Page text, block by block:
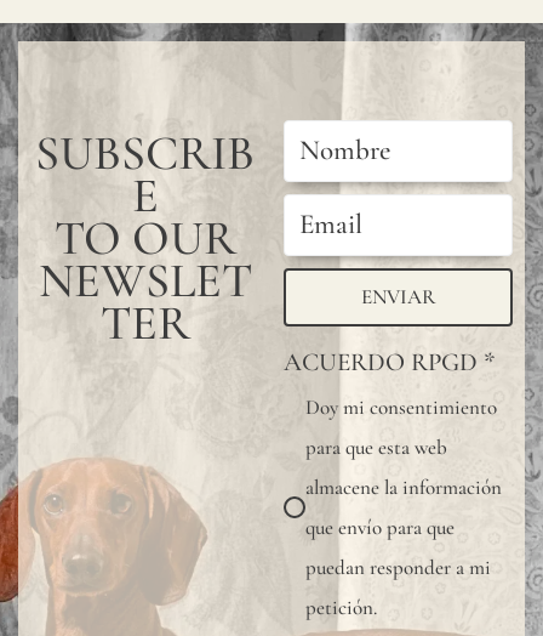
SUBSCRIB
E
TO OUR
NEWSLET
TER ENVIAR
ACUERDO RPGD *
Doy mi consentimiento
para que esta web
almacene la información
que envío para que
puedan responder a mi
petición.